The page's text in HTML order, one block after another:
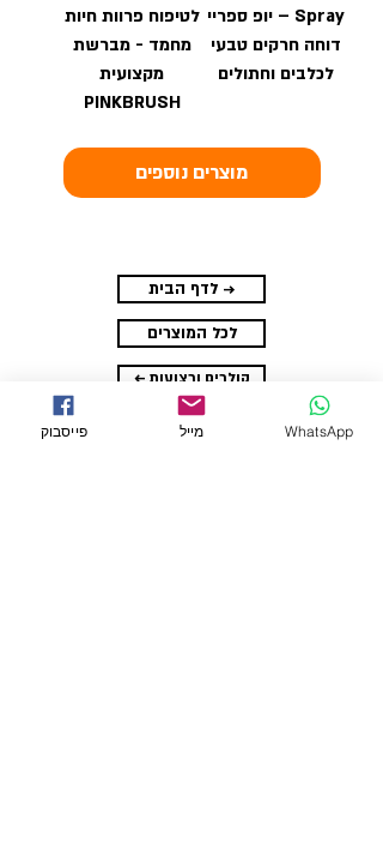
Spray – יופ ספריי
דוחה חרקים טבעי
לכלבים וחתולים
לטיפוח פרוות חיות
מחמד - מברשת
מקצועית
PINKBRUSH
מוצרים נוספים
לדף הבית →
לכל המוצרים
← קולרים ורצועות
פייסבוק מייל WhatsApp